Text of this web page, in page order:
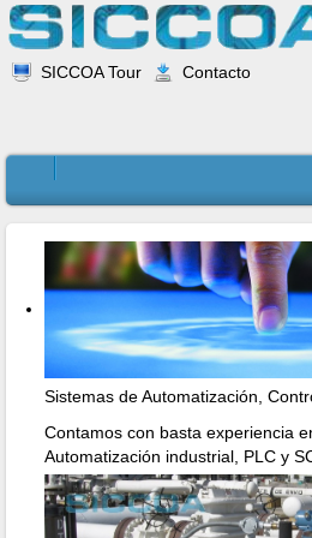
SICCOA Tour Contacto
Sistemas de Automatización,
Contamos con basta experiencia
Automatización industrial, PLC y